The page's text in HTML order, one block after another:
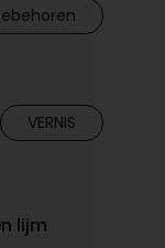
VERNIS
lijm